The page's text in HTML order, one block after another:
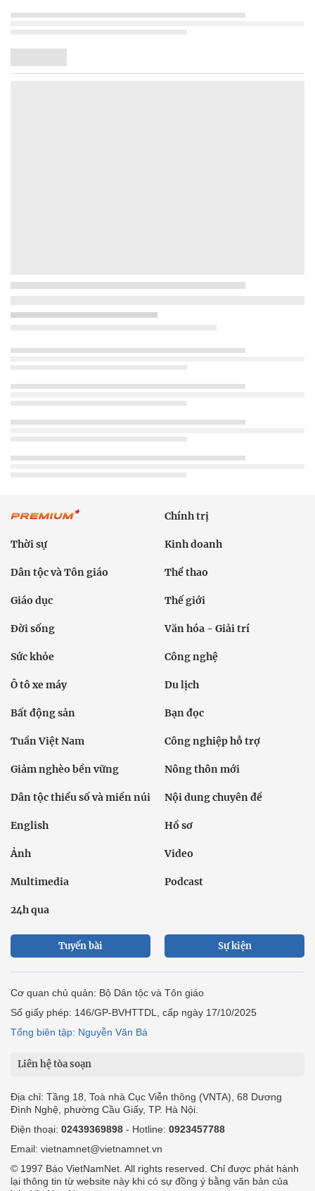
Chính trị
Thời sự Kinh doanh
Dân tộc và Tôn giáo Thể thao
Giáo dục Thế giới
Đời sống Văn hóa - Giải trí
Sức khỏe Công nghệ
Ô tô xe máy Du lịch
Bất động sản Bạn đọc
Tuần Việt Nam Công nghiệp hỗ trợ
Giảm nghèo bền vững Nông thôn mới
Dân tộc thiểu số và miền núi Nội dung chuyên đề
English Hồ sơ
Ảnh Video
Multimedia Podcast
24h qua
Tuyến bài Sự kiện
Cơ quan chủ quản: Bộ Dân tộc và Tôn giáo
Số giấy phép: 146/GP-BVHTTDL, cấp ngày 17/10/2025
Tổng biên tập: Nguyễn Văn Bá
Liên hệ tòa soạn
Địa chỉ: Tầng 18, Toà nhà Cục Viễn thông (VNTA), 68 Dương
Đình Nghệ, phường Cầu Giấy, TP. Hà Nội.
Điện thoại: 02439369898 - Hotline: 0923457788
Email: vietnamnet@vietnamnet.vn
© 1997 Báo VietNamNet. All rights reserved. Chỉ được phát hành
lại thông tin từ website này khi có sự đồng ý bằng văn bản của